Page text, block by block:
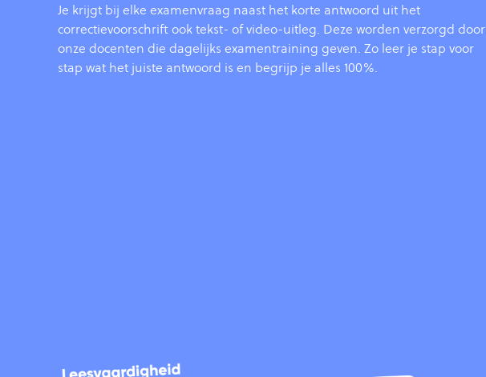
Je krijgt bij elke examenvraag naast het korte antwoord uit het
correctievoorschrift ook tekst- of video-uitleg. Deze worden verzorgd door
onze docenten die dagelijks examentraining geven. Zo leer je stap voor
stap wat het juiste antwoord is en begrijp je alles 100%.